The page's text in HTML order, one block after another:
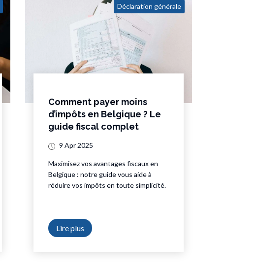
Déclaration générale
Comment payer moins
d’impôts en Belgique ? Le
guide fiscal complet
9 Apr 2025
Maximisez vos avantages fiscaux en
Belgique : notre guide vous aide à
réduire vos impôts en toute simplicité.
Lire plus